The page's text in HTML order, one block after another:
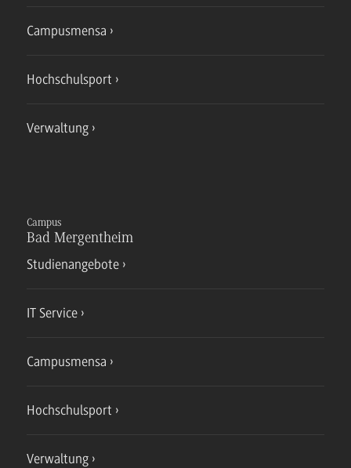
Campusmensa
Hochschulsport
Verwaltung
Campus
Bad Mergentheim
Studienangebote
IT Service
Campusmensa
Hochschulsport
Verwaltung